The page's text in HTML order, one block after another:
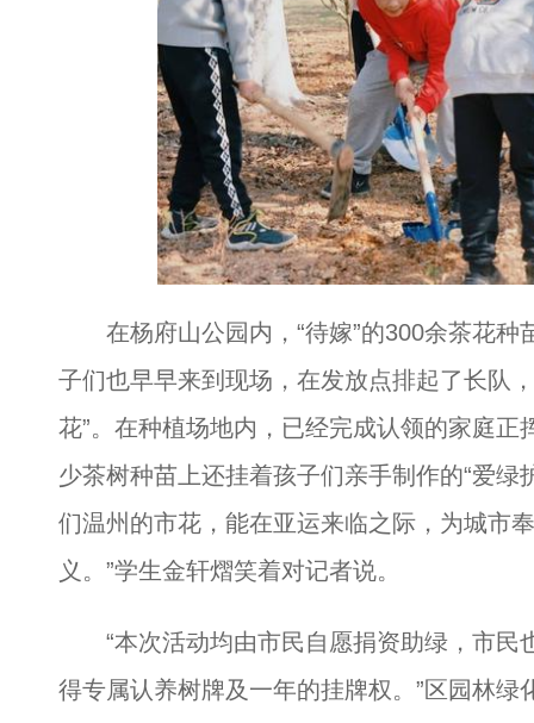
在杨府山公园内，“待嫁”的300余茶花种
子们也早早来到现场，在发放点排起了长队
花”。在种植场地内，已经完成认领的家庭
少茶树种苗上还挂着孩子们亲手制作的“爱绿
们温州的市花，能在亚运来临之际，为城市
义。”学生金轩熠笑着对记者说。
“本次活动均由市民自愿捐资助绿，市民
得专属认养树牌及一年的挂牌权。”区园林